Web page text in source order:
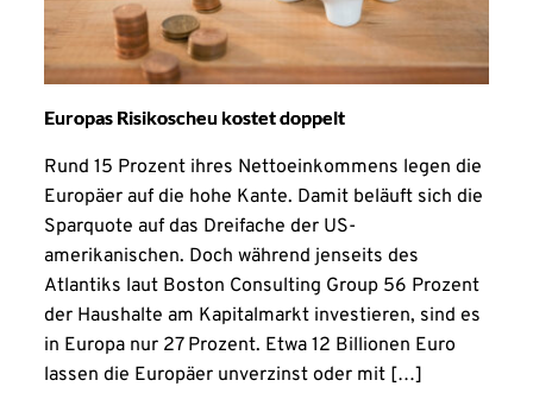
Europas Risikoscheu kostet doppelt
Rund 15 Prozent ihres Nettoeinkommens legen die
Europäer auf die hohe Kante. Damit beläuft sich die
Sparquote auf das Dreifache der US-
amerikanischen. Doch während jenseits des
Atlantiks laut Boston Consulting Group 56 Prozent
der Haushalte am Kapitalmarkt investieren, sind es
in Europa nur 27 Prozent. Etwa 12 Billionen Euro
lassen die Europäer unverzinst oder mit […]